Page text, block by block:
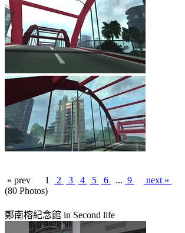
« prev 1 2 3 4 5 6 ... 9
next »
(80 Photos)
鄭南榕紀念館 in Second life